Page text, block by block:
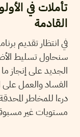
تأملات في
القادمة
في انتظار تقديم
سنحاول تسليط
الجديد على إنجاز
الفساد والعمل على
درءا للمخاطر
مستويات غير